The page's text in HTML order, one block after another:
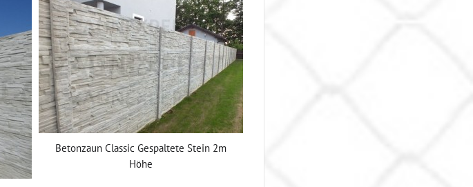
Betonzaun Classic Gespaltete Stein 2m
Höhe